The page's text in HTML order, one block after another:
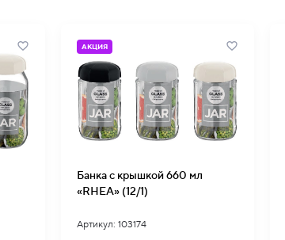
АКЦИЯ
Банка с крышкой 660 мл
«RHEA» (12/1)
Артикул: 103174